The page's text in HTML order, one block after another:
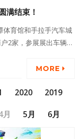
满结束！
体育馆和手拉手汽车城
2家，参展展出车辆19
MORE
2020
2019
月 5月
6月
12月